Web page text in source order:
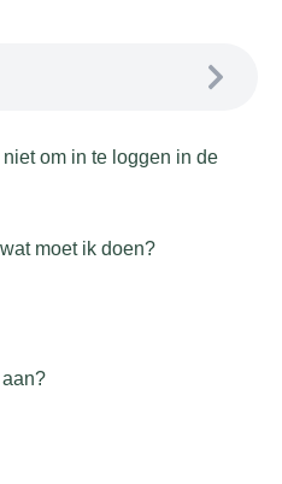
om in te loggen in de
moet ik doen?